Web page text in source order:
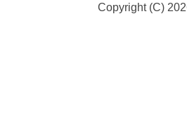
Copyright (C)